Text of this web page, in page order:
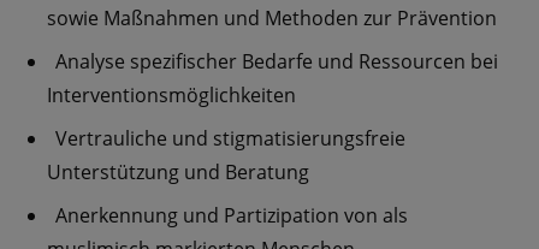
sowie Maßnahmen und Methoden zur Prävention
Analyse spezifischer Bedarfe und Ressourcen bei
Interventionsmöglichkeiten
Vertrauliche und stigmatisierungsfreie
Unterstützung und Beratung
Anerkennung und Partizipation von als